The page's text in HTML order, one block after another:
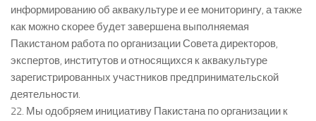
информированию об аквакультуре и ее мониторингу, а также
как можно скорее будет завершена выполняемая
Пакистаном работа по организации Совета директоров,
экспертов, институтов и относящихся к аквакультуре
зарегистрированных участников предпринимательской
деятельности.
22. Мы одобряем инициативу Пакистана по организации к